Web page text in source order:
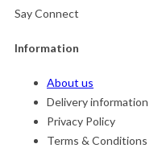
Say Connect
Information
About us
Delivery information
Privacy Policy
Terms & Conditions